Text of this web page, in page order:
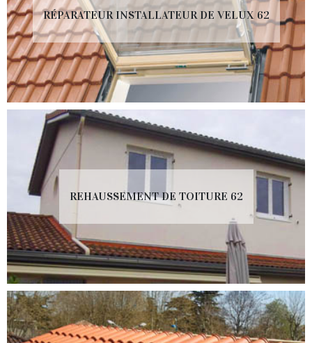
RÉPARATEUR INSTALLATEUR DE VELUX 62
REHAUSSEMENT DE TOITURE 62